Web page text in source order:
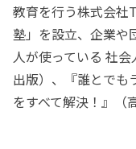
教育を行う株式会社
塾」を設立、企業や
人が使っている 社
出版）、『誰とでも
をすべて解決！』（